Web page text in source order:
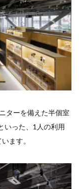
ターを備えた半個室
いった、1人の利用
ます。